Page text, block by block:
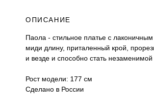
ОПИСАНИЕ
Паола - стильное платье с
миди длину, приталенный крой,
и везде и способно стать
Рост модели: 177 см
Сделано в России